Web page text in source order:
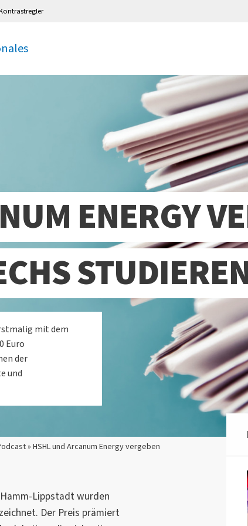
» HSHL und Arcanum Energy vergeben
ENERGY
mit dem
Euro
der
und
Lippstadt wurden
Der Preis prämiert